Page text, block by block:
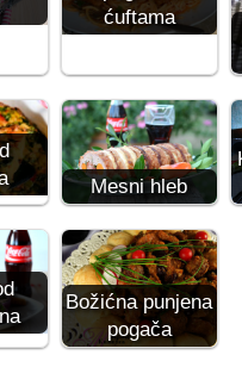
ćuftama
Mesni hleb
Božićna punjena
pogača